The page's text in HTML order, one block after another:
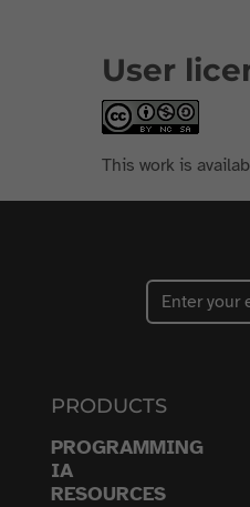
User
This work is
PRODUCTS
PROGRAMMING
IA
RESOURCES